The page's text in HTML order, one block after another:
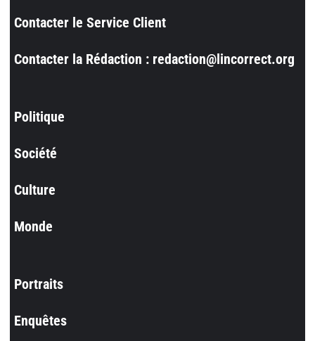
Contacter le Service Client
Contacter la Rédaction : redaction@lincorrect.org
Politique
Société
Culture
Monde
Portraits
Enquêtes